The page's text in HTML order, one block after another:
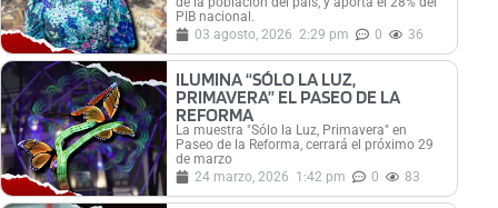
PIB nacional.
03 agosto, 2026 2:29 pm 0 36
ILUMINA “SÓLO LA LUZ,
PRIMAVERA” EL PASEO DE LA
REFORMA
La muestra "Sólo la Luz, Primavera" en
Paseo de la Reforma, cerrará el próximo 29
de marzo
24 marzo, 2026 1:42 pm 0 83